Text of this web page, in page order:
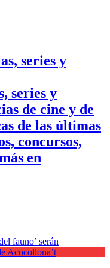
series y
de cine y de
de las últimas
concursos,
en